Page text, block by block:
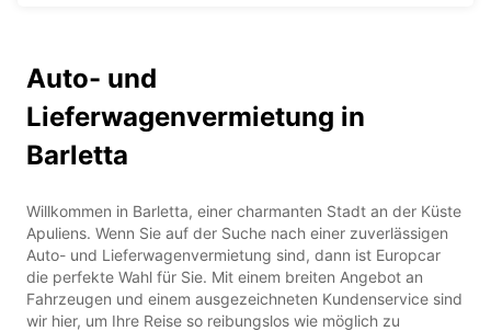
Auto- und
Lieferwagenvermietung in
Barletta
Willkommen in Barletta, einer charmanten Stadt an der Küste
Apuliens. Wenn Sie auf der Suche nach einer zuverlässigen
Auto- und Lieferwagenvermietung sind, dann ist Europcar
die perfekte Wahl für Sie. Mit einem breiten Angebot an
Fahrzeugen und einem ausgezeichneten Kundenservice sind
wir hier, um Ihre Reise so reibungslos wie möglich zu